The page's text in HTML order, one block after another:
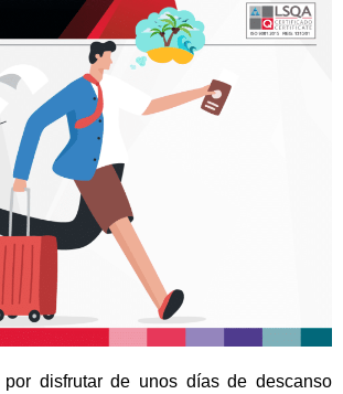
disfrutar de unos días de descanso